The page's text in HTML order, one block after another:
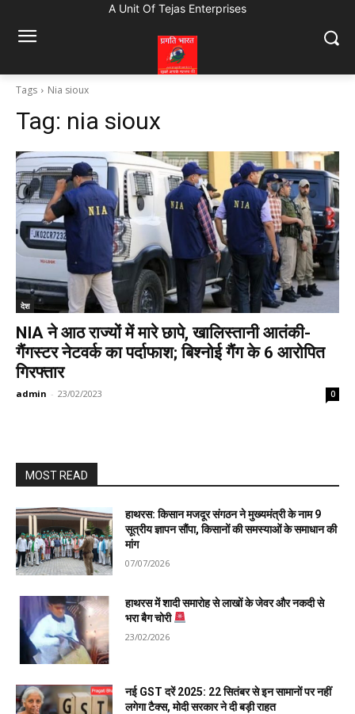
A Unit Of Tejas Enterprises
Tags Nia sioux
Tag: nia sioux
देश
NIA ने आठ राज्यों में मारे छापे, खालिस्तानी आतंकी-
गैंगस्टर नेटवर्क का पर्दाफाश; बिश्नोई गैंग के 6 आरोपित
गिरफ्तार
admin - 23/02/2023 0
MOST READ
हाथरस: किसान मजदूर संगठन ने मुख्यमंत्री के नाम 9
सूत्रीय ज्ञापन सौंपा, किसानों की समस्याओं के समाधान की
मांग
07/07/2026
हाथरस में शादी समारोह से लाखों के जेवर और नकदी से
भरा बैग चोरी
23/02/2026
नई GST दरें 2025: 22 सितंबर से इन सामानों पर नहीं
लगेगा टैक्स, मोदी सरकार ने दी बड़ी राहत